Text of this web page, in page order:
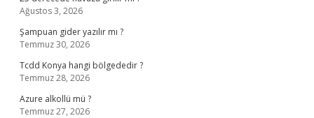
Ağustos 3, 2026
Şampuan gider yazılır mı ?
Temmuz 30, 2026
Tcdd Konya hangi bölgededir ?
Temmuz 28, 2026
Azure alkollü mü ?
Temmuz 27, 2026